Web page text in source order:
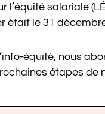
l’équité salariale
était le 31
équité, nous
étapes de